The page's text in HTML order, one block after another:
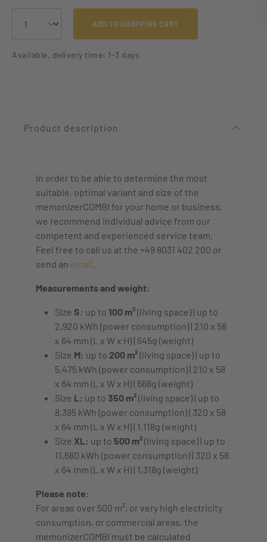
ADD TO SHOPPING CART
Available, delivery time: 1-3 days
Product description
In order to be able to determine the most
suitable, optimal variant and size of the
memonizerCOMBI for your home or business,
we recommend individual advice from our
competent and experienced service team.
Feel free to call us at the +49 8031 402 200 or
send an email
Measurements and weight:
Size S: up to 100 m²(living space) | up to
2,920 kWh (power consumption) | 210 x 58
x 64 mm (L x W x H) | 645g (weight)
Size M: up to 200 m²(living space) | up to
5,475 kWh (power consumption) | 210 x 58
x 64 mm (L x W x H) | 668g (weight)
Size L: up to 350 m²(living space) | up to
8,395 kWh (power consumption) | 320 x 58
x 64 mm (L x W x H) | 1,118g (weight)
Size XL: up to 500 m²(living space) | up to
11,680 kWh (power consumption) | 320 x 58
x 64 mm (L x W x H) | 1,318g (weight)
Please note:
For areas over 500 m², or very high electricity
consumption, or commercial areas, the
memonizerCOMBI must be calculated